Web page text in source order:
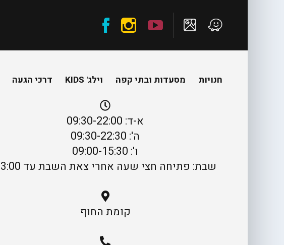
חנויות מסעדות ובתי קפה וילג' KIDS דרכי הגעה
א-ד: 09:30-22:00
ה': 09:30-22:30
ו': 09:00-15:30
שבת: פתיחה חצי שעה אחרי צאת השבת עד 23:00
קומת החוף